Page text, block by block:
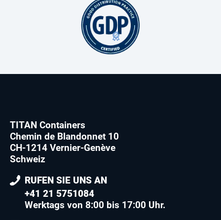
TITAN Containers
Chemin de Blandonnet 10
CH-1214 Vernier-Genève
Schweiz
RUFEN SIE UNS AN
+41 21 5751084
Werktags von 8:00 bis 17:00 Uhr.